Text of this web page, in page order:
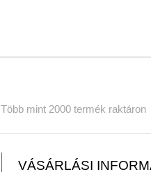
Több mint 2000 termék raktáron
VÁSÁRLÁSI